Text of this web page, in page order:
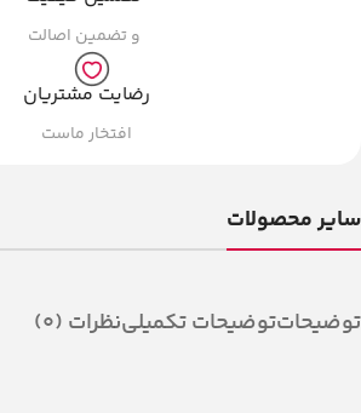
و تضمین اصالت
رضایت مشتریان
افتخار ماست
سایر محصولات
توضیحاتتوضیحات تکمیلینظرات (0)